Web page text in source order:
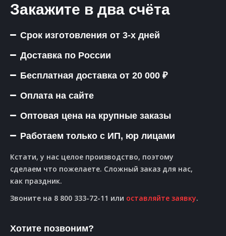
Закажите в два счёта
Срок изготовления от 3-х дней
Доставка по России
Бесплатная доставка от 20 000 ₽
Оплата на сайте
Оптовая цена на крупные заказы
Работаем только с ИП, юр лицами
Кстати, у нас целое производство, поэтому
сделаем что пожелаете. Сложный заказ для нас,
как праздник.
Звоните на 8 800 333-72-11 или оставляйте заявку.
Хотите позвоним?